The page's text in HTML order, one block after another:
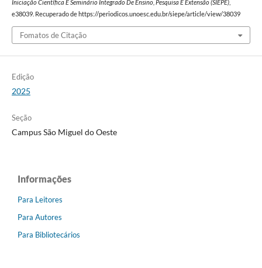
Iniciação Científica E Seminário Integrado De Ensino, Pesquisa E Extensão (SIEPE),
e38039. Recuperado de https://periodicos.unoesc.edu.br/siepe/article/view/38039
Fomatos de Citação
Edição
2025
Seção
Campus São Miguel do Oeste
Informações
Para Leitores
Para Autores
Para Bibliotecários